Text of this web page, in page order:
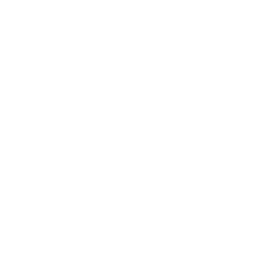
სტიკი 40 მლ.
დაცვას და